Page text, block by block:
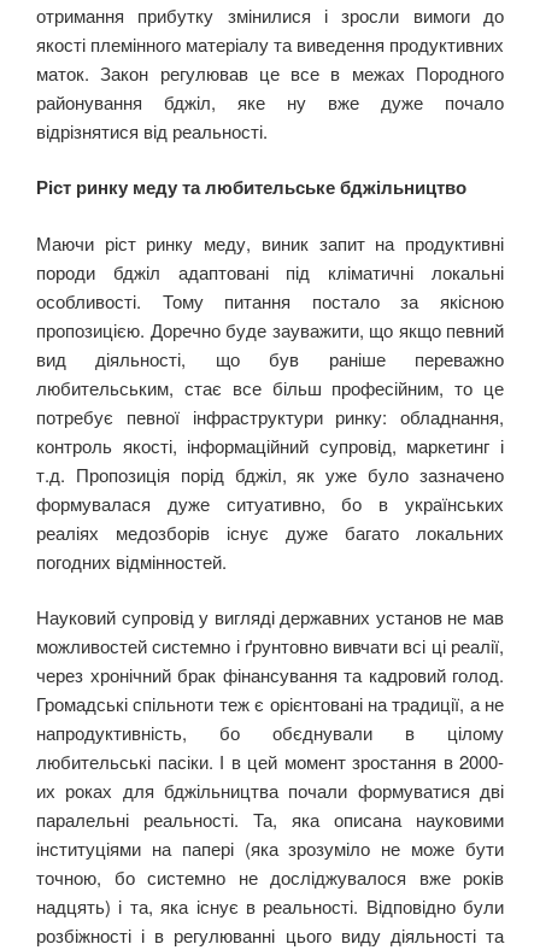
отримання прибутку змінилися і зросли вимоги до
якості племінного матеріалу та виведення продуктивних
маток. Закон регулював це все в межах Породного
районування бджіл, яке ну вже дуже почало
відрізнятися від реальності.
Ріст ринку меду та любительське бджільництво
Маючи ріст ринку меду, виник запит на продуктивні
породи бджіл адаптовані під кліматичні локальні
особливості. Тому питання постало за якісною
пропозицією. Доречно буде зауважити, що якщо певний
вид діяльності, що був раніше переважно
любительським, стає все більш професійним, то це
потребує певної інфраструктури ринку: обладнання,
контроль якості, інформаційний супровід, маркетинг і
т.д. Пропозиція порід бджіл, як уже було зазначено
формувалася дуже ситуативно, бо в українських
реаліях медозборів існує дуже багато локальних
погодних відмінностей.
Науковий супровід у вигляді державних установ не мав
можливостей системно і ґрунтовно вивчати всі ці реалії,
через хронічний брак фінансування та кадровий голод.
Громадські спільноти теж є орієнтовані на традиції, а не
напродуктивність, бо обєднували в цілому
любительські пасіки. І в цей момент зростання в 2000-
их роках для бджільництва почали формуватися дві
паралельні реальності. Та, яка описана науковими
інституціями на папері (яка зрозуміло не може бути
точною, бо системно не досліджувалося вже років
надцять) і та, яка існує в реальності. Відповідно були
розбіжності і в регулюванні цього виду діяльності та